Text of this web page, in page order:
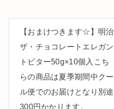
【おまけつきます☆】明治
ザ・チョコレートエレガン
トビター50g×10個入こち
らの商品は夏季期間中クー
ル便でのお届けとなり別途
300円かかります。